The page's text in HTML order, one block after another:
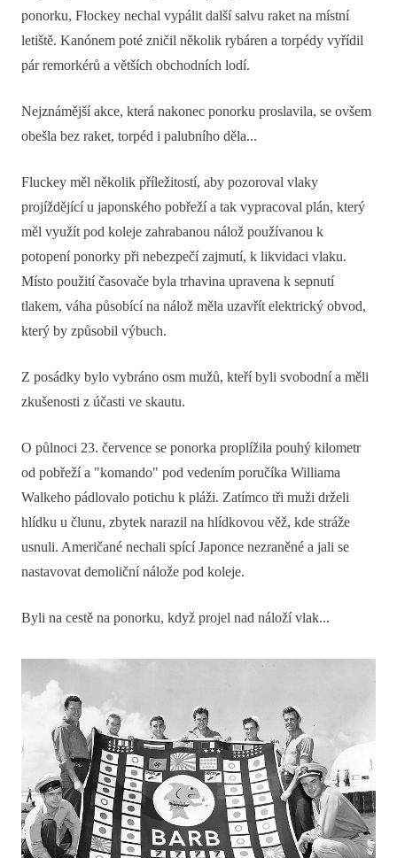
ponorku, Flockey nechal vypálit další salvu raket na místní
letiště. Kanónem poté zničil několik rybáren a torpédy vyřídil
pár remorkérů a větších obchodních lodí.
Nejznámější akce, která nakonec ponorku proslavila, se ovšem
obešla bez raket, torpéd i palubního děla...
Fluckey měl několik příležitostí, aby pozoroval vlaky
projíždějící u japonského pobřeží a tak vypracoval plán, který
měl využít pod koleje zahrabanou nálož používanou k
potopení ponorky při nebezpečí zajmutí, k likvidaci vlaku.
Místo použití časovače byla trhavina upravena k sepnutí
tlakem, váha působící na nálož měla uzavřít elektrický obvod,
který by způsobil výbuch.
Z posádky bylo vybráno osm mužů, kteří byli svobodní a měli
zkušenosti z účasti ve skautu.
O půlnoci 23. července se ponorka proplížila pouhý kilometr
od pobřeží a "komando" pod vedením poručíka Williama
Walkeho pádlovalo potichu k pláži. Zatímco tři muži drželi
hlídku u člunu, zbytek narazil na hlídkovou věž, kde stráže
usnuli. Američané nechali spící Japonce nezraněné a jali se
nastavovat demoliční nálože pod koleje.
Byli na cestě na ponorku, když projel nad náloží vlak...